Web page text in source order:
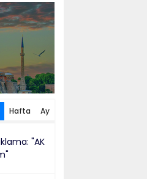
Hafta Ay
"AK